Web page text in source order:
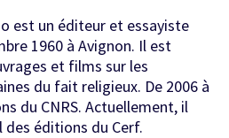
est un éditeur et essayiste
1960 à Avignon. Il est
et films sur les
du fait religieux. De 2006 à
du CNRS. Actuellement, il
éditions du Cerf.